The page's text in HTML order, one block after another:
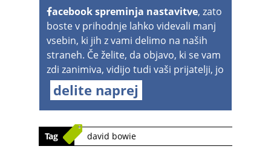
acebook spreminja nastavitve, zato
boste v prihodnje lahko videvali manj
vsebin, ki jih z vami delimo na naših
straneh. Če želite, da objavo, ki se vam
zdi zanimiva, vidijo tudi vaši prijatelji, jo
delite naprej
Tag david bowie